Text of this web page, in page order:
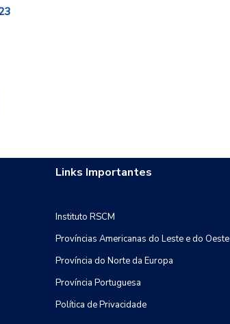
Links Importantes
Instituto RSCM
Províncias Americanas do Leste e do Oeste
Província do Norte da Europa
Província Portuguesa
Política de Privacidade